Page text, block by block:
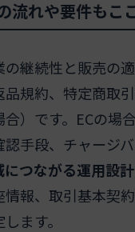
流れや要件もこ
継続性と販売の
規約、特定商取
）です。ECの場
手段、チャージ
につながる運用設計
報、取引基本契約
ます。